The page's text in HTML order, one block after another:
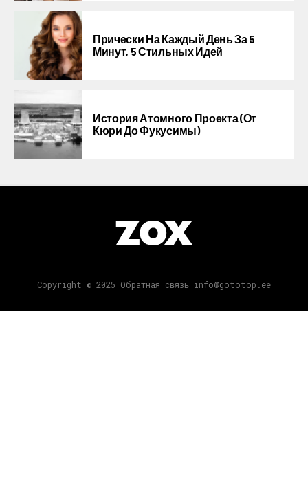
Прически На Каждый День За 5
Минут, 5 Стильных Идей
История Атомного Проекта (от
Кюри До Фукусимы)
Copyright © 2025 Обратная связь info@gototop.ee